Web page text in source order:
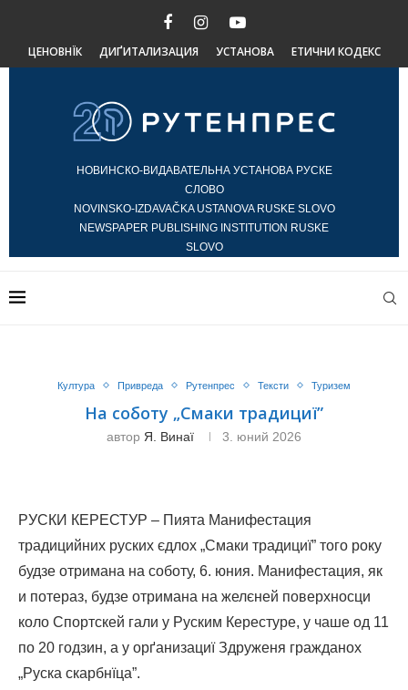
ЦЕНОВНЇК ДИҐИТАЛИЗАЦИЯ УСТАНОВА ЕТИЧНИ КОДЕКС
НОВИНСКО-ВИДАВАТЕЛЬНА УСТАНОВА РУСКЕ
СЛОВО
NOVINSKO-IZDAVAČKA USTANOVA RUSKE SLOVO
NEWSPAPER PUBLISHING INSTITUTION RUSKE
SLOVO
Култура Привреда Рутенпрес Тексти Туризем
На соботу „Смаки традициї”
автор Я. Винаї 3. юний 2026
РУСКИ КЕРЕСТУР – Пията Манифестация
традицийних руских єдлох „Смаки традициї” того року
будзе отримана на соботу, 6. юния. Манифестация, як
и потераз, будзе отримана на желєней поверхносци
коло Спортскей гали у Руским Керестуре, у чаше од 11
по 20 годзин, а у орґанизациї Здруженя гражданох
„Руска скарбнїца”.